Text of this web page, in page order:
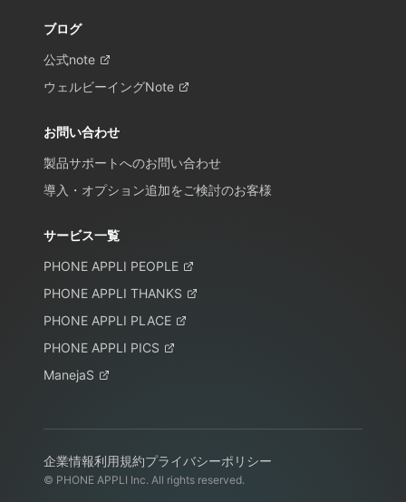
ブログ
公式note
ウェルビーイングNote
お問い合わせ
製品サポートへのお問い合わせ
導入・オプション追加をご検討のお客様
サービス一覧
PHONE APPLI PEOPLE
PHONE APPLI THANKS
PHONE APPLI PLACE
PHONE APPLI PICS
ManejaS
企業情報利用規約プライバシーポリシー
© PHONE APPLI Inc. All rights reserved.